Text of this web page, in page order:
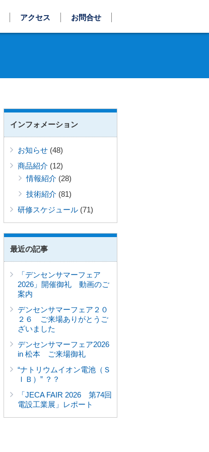
アクセス お問合せ
インフォメーション
お知らせ (48)
商品紹介 (12)
情報紹介 (28)
技術紹介 (81)
研修スケジュール (71)
最近の記事
「デンセンサマーフェア
2026」開催御礼 動画のご
案内
デンセンサマーフェア２０
２６ ご来場ありがとうご
ざいました
デンセンサマーフェア2026
in 松本 ご来場御礼
“ナトリウムイオン電池（Ｓ
ＩＢ）” ？？
「JECA FAIR 2026 第74回
電設工業展」レポート